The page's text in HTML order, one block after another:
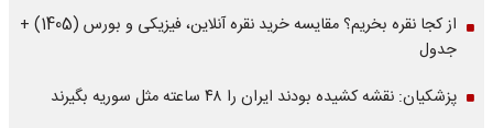
از کجا نقره بخریم؟ مقایسه خرید نقره آنلاین، فیزیکی و بورس (1405) +
جدول
پزشکیان: نقشه کشیده بودند ایران را ۴۸ ساعته مثل سوریه بگیرند